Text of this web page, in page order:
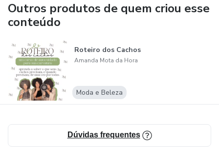
Outros produtos de quem criou esse
conteúdo
Roteiro dos Cachos
Amanda Mota da Hora
Moda e Beleza
Dúvidas frequentes